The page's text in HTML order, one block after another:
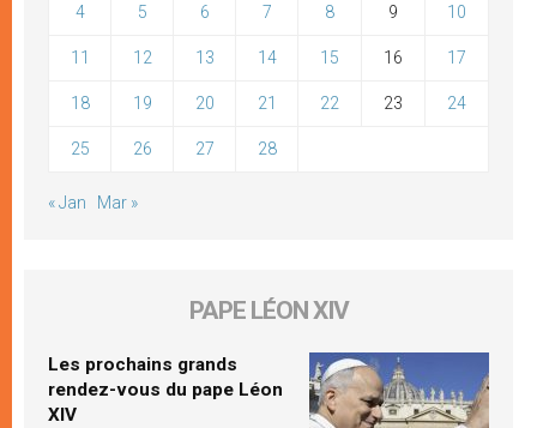
4 5 6 7 8 9 10
11 12 13 14 15 16 17
18 19 20 21 22 23 24
25 26 27 28
« Jan Mar »
PAPE LÉON XIV
Les prochains grands
rendez-vous du pape Léon
XIV